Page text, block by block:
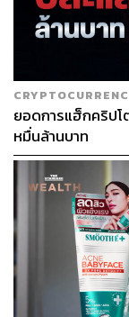
ยอดการแฮ็กคริป
หมื่นล้านบาท